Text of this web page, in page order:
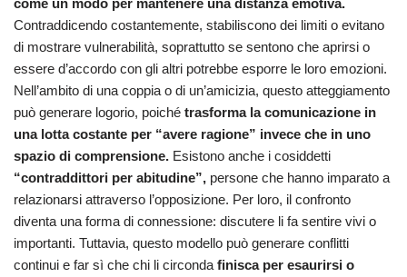
Contraddicendo costantemente, stabiliscono dei limiti o evitano
di mostrare vulnerabilità, soprattutto se sentono che aprirsi o
essere d’accordo con gli altri potrebbe esporre le loro emozioni.
Nell’ambito di una coppia o di un’amicizia, questo atteggiamento
può generare logorio, poiché trasforma la comunicazione in
una lotta costante per “avere ragione” invece che in uno
spazio di comprensione. Esistono anche i cosiddetti
“contraddittori per abitudine”, persone che hanno imparato a
relazionarsi attraverso l’opposizione. Per loro, il confronto
diventa una forma di connessione: discutere li fa sentire vivi o
importanti. Tuttavia, questo modello può generare conflitti
continui e far sì che chi li circonda finisca per esaurirsi o